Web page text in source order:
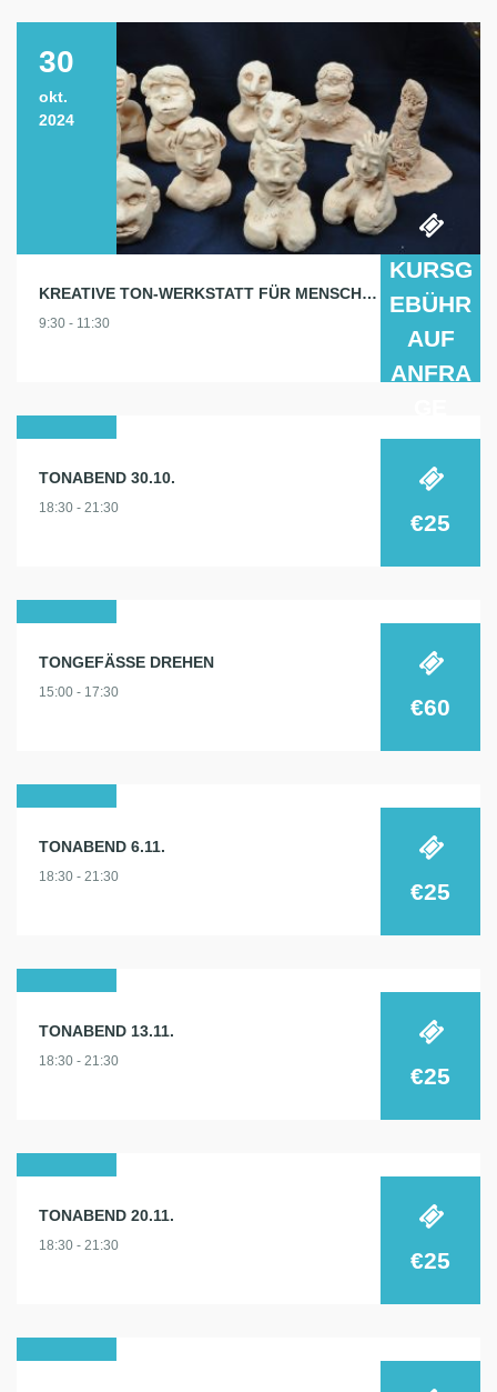
30
okt.
2024
KREATIVE TON-WERKSTATT FÜR MENSCHEN MIT GEISTIGER BEHINDERUNG
9:30 - 11:30
KURSG
EBÜHR
AUF
ANFRA
2024
TONABEND 30.10.
18:30 - 21:30
€25
2024
TONGEFÄSSE DREHEN
15:00 - 17:30
€60
2024
TONABEND 6.11.
18:30 - 21:30
€25
2024
TONABEND 13.11.
18:30 - 21:30
€25
2024
TONABEND 20.11.
18:30 - 21:30
€25